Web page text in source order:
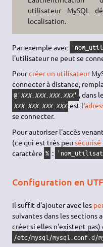
utilisateur MySQL
localisation.
Par exemple avec
l'utilisateur ne peut se
Pourcréer un utilisateur
connecter à distance,
@' XXX. XXX. XXX. XXX' , dans
XXX. XXX. XXX. XXX est l'
se connecter.
Pour autoriser l'accès
(ce qui est très peusécurisé
caractère % :
Configuration en
Il suffit d'ajouter avec les
suivantes dans les sections
créer si elles n'existent pas)
/etc/mysql/mysql.conf.d/